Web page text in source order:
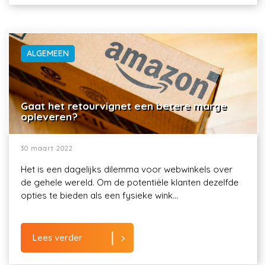
ALGEMEEN
Gaat het retourvignet een betere marge
opleveren?
30 maart 2022
Het is een dagelijks dilemma voor webwinkels over
de gehele wereld. Om de potentiële klanten dezelfde
opties te bieden als een fysieke wink...
Lees verder